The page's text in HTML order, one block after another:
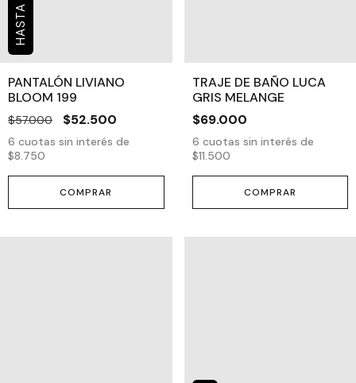
PANTALÓN LIVIANO
BLOOM 199
$57.000 $52.500
6 cuotas sin interés de
$8.750
COMPRAR
TRAJE DE BAÑO LUCA
GRIS MELANGE
$69.000
6 cuotas sin interés de
$11.500
COMPRAR